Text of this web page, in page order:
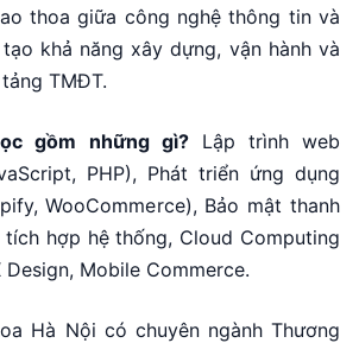
thoa giữa công nghệ thông tin và
khả năng xây dựng, vận hành và
TMĐT.
gồm những gì?Lập trình web
PHP), Phát triển ứng dụng
WooCommerce), Bảo mật thanh
hợp hệ thống, Cloud Computing
Mobile Commerce.
Hà Nội có chuyên ngành Thương